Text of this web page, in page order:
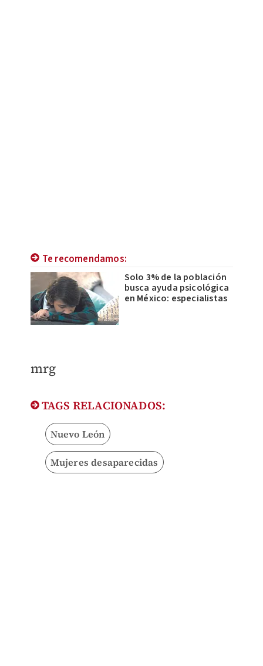
Te recomendamos:
Solo 3% de la población
busca ayuda psicológica
en México: especialistas
​mrg
TAGS RELACIONADOS:
Nuevo León
Mujeres desaparecidas